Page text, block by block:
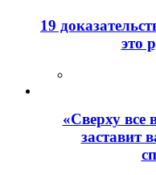
19
это
«Сверху все
заставит